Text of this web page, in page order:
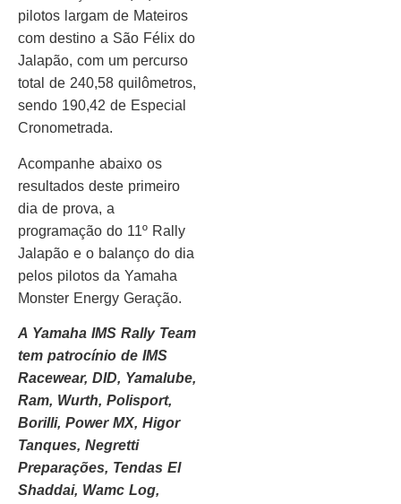
pilotos largam de Mateiros
com destino a São Félix do
Jalapão, com um percurso
total de 240,58 quilômetros,
sendo 190,42 de Especial
Cronometrada.
Acompanhe abaixo os
resultados deste primeiro
dia de prova, a
programação do 11º Rally
Jalapão e o balanço do dia
pelos pilotos da Yamaha
Monster Energy Geração.
A Yamaha IMS Rally Team
tem patrocínio de IMS
Racewear, DID, Yamalube,
Ram, Wurth, Polisport,
Borilli, Power MX, Higor
Tanques, Negretti
Preparações, Tendas El
Shaddai, Wamc Log,